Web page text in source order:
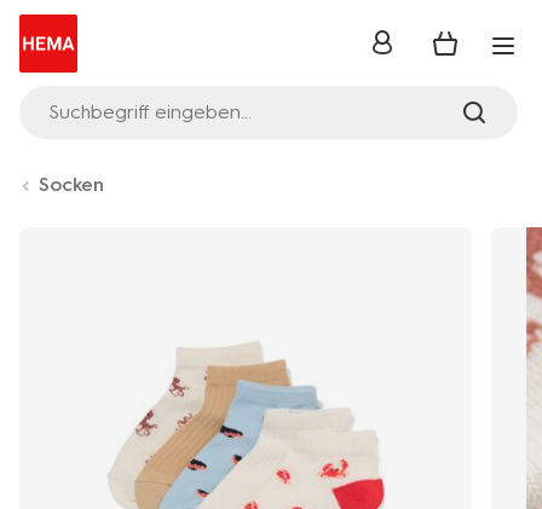
Suchbegriff eingeben...
Anmelden
Socken